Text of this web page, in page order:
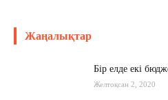
Жаңалықтар
Бір елде екі
Желтоқсан 2, 2020